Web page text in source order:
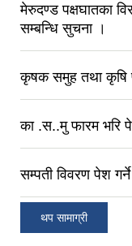
मेरुदण्ड पक्षघातका
सम्बन्धि सुचना ।
कृषक समुह तथा कृषि
का .स..मु फारम भरि
सम्पती विवरण पेश
थप सामाग्री